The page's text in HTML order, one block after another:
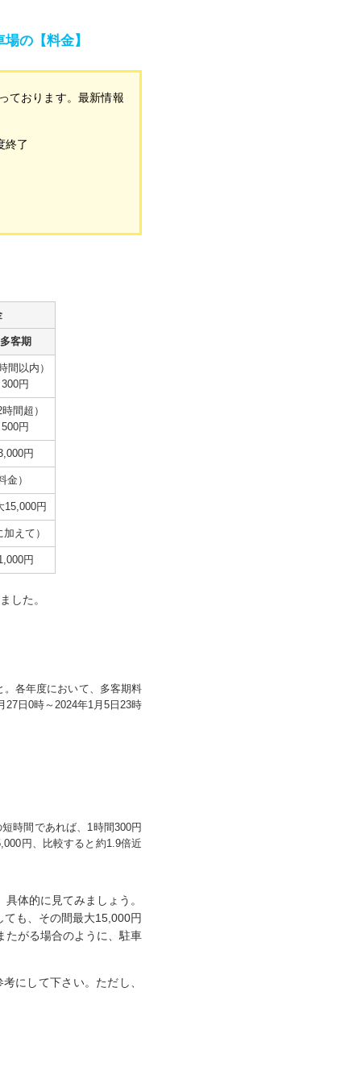
の【料金】
ております。最新情報
終了
多客期
間以内）
300円
時間超）
500円
円
金）
15,000円
えて）
円
した。
各年度において、多客期料
日0時～2024年1月5日23時
時間であれば、1時間300円
円、比較すると約1.9倍近
体的に見てみましょう。
も、その間最大15,000円
たがる場合のように、駐車
にして下さい。ただし、